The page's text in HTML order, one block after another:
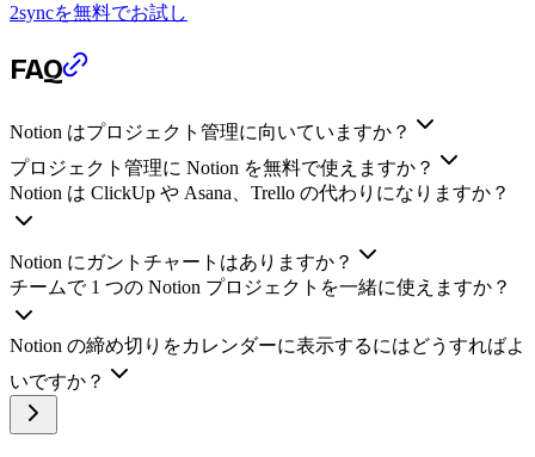
2syncを無料でお試し
FAQ
Notion はプロジェクト管理に向いていますか？
プロジェクト管理に Notion を無料で使えますか？
Notion は ClickUp や Asana、Trello の代わりになりますか？
Notion にガントチャートはありますか？
チームで 1 つの Notion プロジェクトを一緒に使えますか？
Notion の締め切りをカレンダーに表示するにはどうすればよ
いですか？